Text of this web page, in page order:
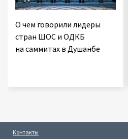
О чем говорили лидеры
стран ШОС и ОДКБ
на саммитах в Душанбе
Контакты